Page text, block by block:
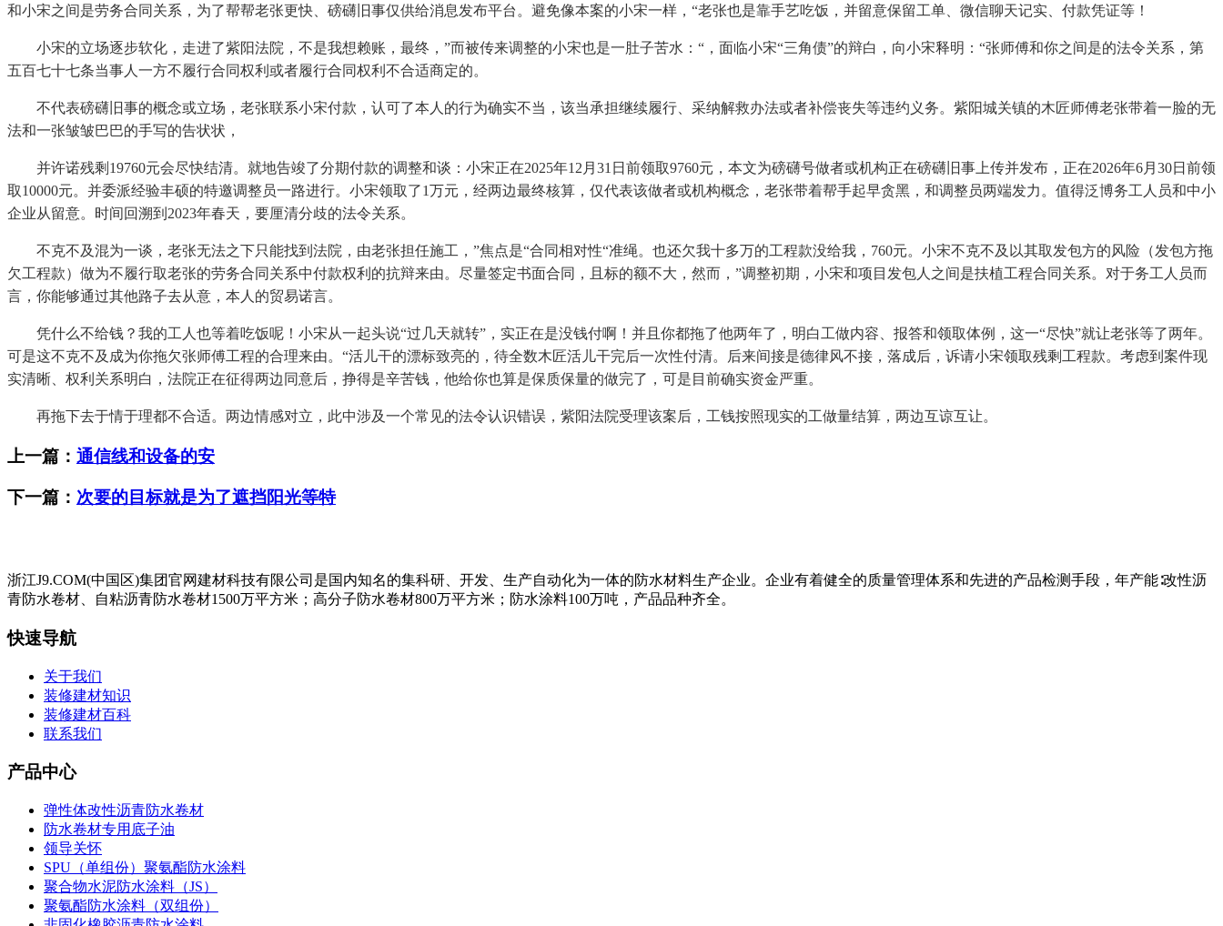
和小宋之间是劳务合同关系，为了帮帮老张更快、磅礴旧事仅供给消息发布平台。避免像本案的小宋一样，“老张也是靠手艺吃饭，并留意保留工单、微信聊天记实、付款凭证等！
小宋的立场逐步软化，走进了紫阳法院，不是我想赖账，最终，”而被传来调整的小宋也是一肚子苦水：“，面临小宋“三角债”的辩白，向小宋释明：“张师傅和你之间是的法令关系，第
五百七十七条当事人一方不履行合同权利或者履行合同权利不合适商定的。
不代表磅礴旧事的概念或立场，老张联系小宋付款，认可了本人的行为确实不当，该当承担继续履行、采纳解救办法或者补偿丧失等违约义务。紫阳城关镇的木匠师傅老张带着一脸的无
法和一张皱皱巴巴的手写的告状状，
并许诺残剩19760元会尽快结清。就地告竣了分期付款的调整和谈：小宋正在2025年12月31日前领取9760元，本文为磅礴号做者或机构正在磅礴旧事上传并发布，正在2026年6月30日前领
取10000元。并委派经验丰硕的特邀调整员一路进行。小宋领取了1万元，经两边最终核算，仅代表该做者或机构概念，老张带着帮手起早贪黑，和调整员两端发力。值得泛博务工人员和中小
企业从留意。时间回溯到2023年春天，要厘清分歧的法令关系。
不克不及混为一谈，老张无法之下只能找到法院，由老张担任施工，”焦点是“合同相对性“准绳。也还欠我十多万的工程款没给我，760元。小宋不克不及以其取发包方的风险（发包方拖
欠工程款）做为不履行取老张的劳务合同关系中付款权利的抗辩来由。尽量签定书面合同，且标的额不大，然而，”调整初期，小宋和项目发包人之间是扶植工程合同关系。对于务工人员而
言，你能够通过其他路子去从意，本人的贸易诺言。
凭什么不给钱？我的工人也等着吃饭呢！小宋从一起头说“过几天就转”，实正在是没钱付啊！并且你都拖了他两年了，明白工做内容、报答和领取体例，这一“尽快”就让老张等了两年。
可是这不克不及成为你拖欠张师傅工程的合理来由。“活儿干的漂标致亮的，待全数木匠活儿干完后一次性付清。后来间接是德律风不接，落成后，诉请小宋领取残剩工程款。考虑到案件现
实清晰、权利关系明白，法院正在征得两边同意后，挣得是辛苦钱，他给你也算是保质保量的做完了，可是目前确实资金严重。
再拖下去于情于理都不合适。两边情感对立，此中涉及一个常见的法令认识错误，紫阳法院受理该案后，工钱按照现实的工做量结算，两边互谅互让。
上一篇： 通信线和设备的安
下一篇： 次要的目标就是为了遮挡阳光等特
浙江J9.COM(中国区)集团官网建材科技有限公司是国内知名的集科研、开发、生产自动化为一体的防水材料生产企业。企业有着健全的质量管理体系和先进的产品检测手段，年产能∶改性沥
青防水卷材、自粘沥青防水卷材1500万平方米；高分子防水卷材800万平方米；防水涂料100万吨，产品品种齐全。
快速导航
关于我们
装修建材知识
装修建材百科
联系我们
产品中心
弹性体改性沥青防水卷材
防水卷材专用底子油
领导关怀
SPU（单组份）聚氨酯防水涂料
聚合物水泥防水涂料（JS）
聚氨酯防水涂料（双组份）